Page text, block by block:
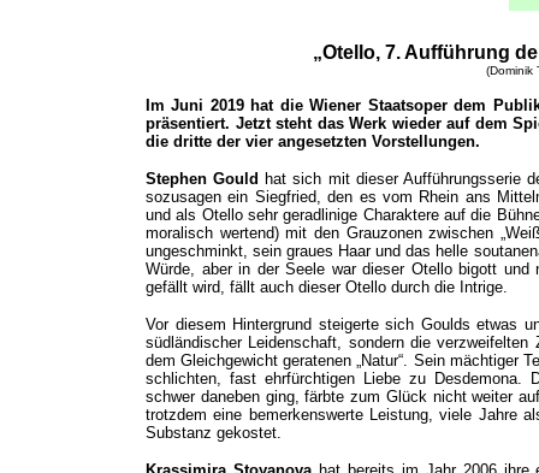
„Otello, 7. Aufführung
(Dominik
Im Juni 2019 hat die Wiener Staatsoper dem
präsentiert. Jetzt steht das Werk wieder auf dem
die dritte der vier angesetzten Vorstellungen.
Stephen Gould hat sich mit dieser Aufführungsserie
sozusagen ein Siegfried, den es vom Rhein ans
und als Otello sehr geradlinige Charaktere auf die
moralisch wertend) mit den Grauzonen zwischen
ungeschminkt, sein graues Haar und das helle
Würde, aber in der Seele war dieser Otello bigott
gefällt wird, fällt auch dieser Otello durch die Intrige.
Vor diesem Hintergrund steigerte sich Goulds etwas
südländischer Leidenschaft, sondern die
dem Gleichgewicht geratenen „Natur“. Sein mächtiger
schlichten, fast ehrfürchtigen Liebe zu
schwer daneben ging, färbte zum Glück nicht weiter
trotzdem eine bemerkenswerte Leistung, viele Jahre
Substanz gekostet.